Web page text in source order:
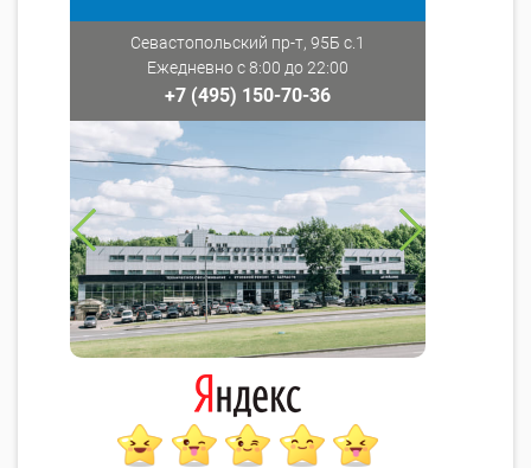
Севастопольский пр-т, 95Б с.1
Ежедневно с 8:00 до 22:00
+7 (495) 150-70-36